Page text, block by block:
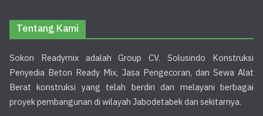
Tentang Kami
Sokon Readymix adalah Group CV. Solusindo Konstruksi
Penyedia Beton Ready Mix, Jasa Pengecoran, dan Sewa Alat
Berat konstruksi yang telah berdiri dan melayani berbagai
proyek pembangunan di wilayah Jabodetabek dan sekitarnya.